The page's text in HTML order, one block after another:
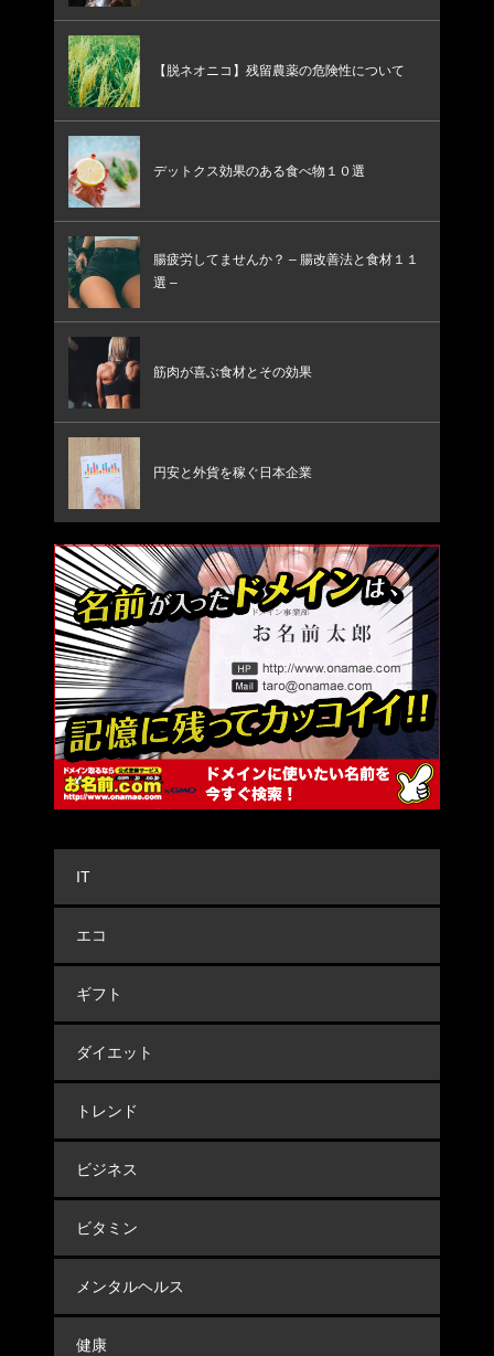
【脱ネオニコ】残留農薬の危険性について
デットクス効果のある食べ物１０選
腸疲労してませんか？ – 腸改善法と食材１１
選 –
筋肉が喜ぶ食材とその効果
円安と外貨を稼ぐ日本企業
IT
エコ
ギフト
ダイエット
トレンド
ビジネス
ビタミン
メンタルヘルス
健康